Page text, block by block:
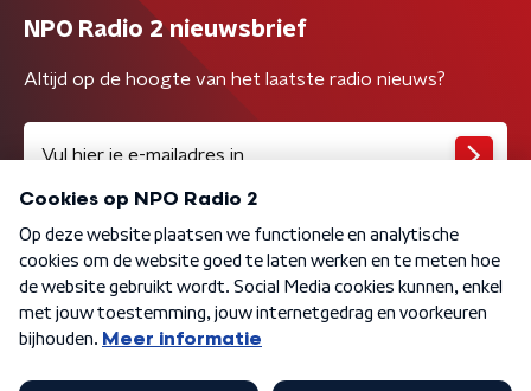
NPO Radio 2 nieuwsbrief
Altijd op de hoogte van het laatste radio nieuws?
Algemene voorwaarden